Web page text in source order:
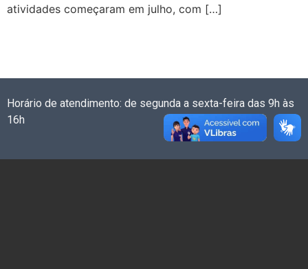
atividades começaram em julho, com […]
Horário de atendimento: de segunda a sexta-feira das 9h às
16h